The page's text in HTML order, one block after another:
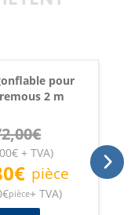
pour
2 m
€
€+ TVA)
€ pièce
€pièce+ TVA)